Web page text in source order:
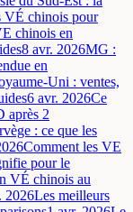
VÉ chinois pour
chinois en
8 avr. 2026MG :
en
Uni : ventes,
6 avr. 2026Ce
après 2
: ce que les
Comment les VE
pour le
VÉ chinois au
2026Les meilleurs